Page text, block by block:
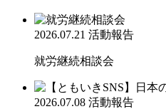
2026.07.21 活動報告
就労継続相談会
2026.07.08 活動報告